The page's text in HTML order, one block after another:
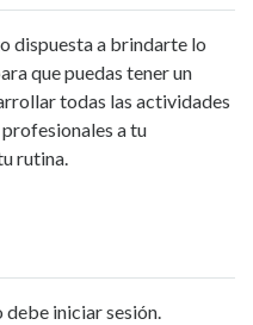
dispuesta a brindarte lo
que puedas tener un
todas las actividades
a tu
rutina.
debe iniciar sesión.